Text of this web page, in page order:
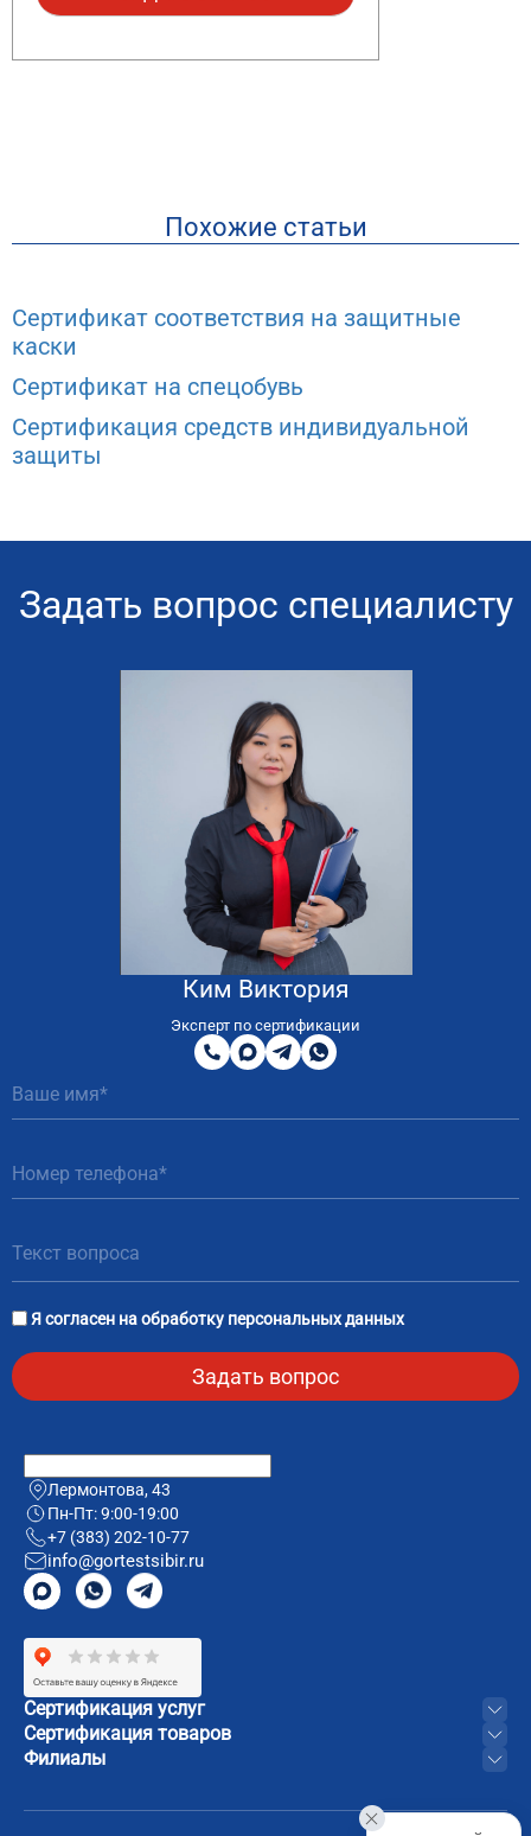
Похожие статьи
Сертификат соответствия на защитные
каски
Сертификат на спецобувь
Сертификация средств индивидуальной
защиты
Задать вопрос специалисту
Ким Виктория
Эксперт по сертификации
8
800
200
51
MAXTelegram
WhatsApp
Я согласен наобработку персональных данных
Сертификация услуг
Сертификация товаров
Филиалы
Лермонтова, 43
Пн-Пт: 9:00-19:00
+7 (383) 202-10-77
info@gortestsibir.ru